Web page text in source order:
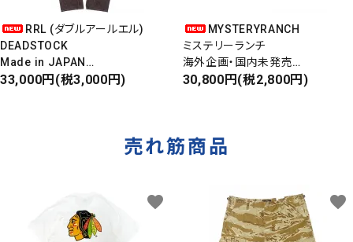
RRL (ダブルアールエル)
DEADSTOCK
Made in JAPAN
DAMAGE DENIM PANTS
33,000円(税3,000円)
MYSTERYRANCH
ミステリーランチ
海外企画・国内未発売
WAIST BAG
30,800円(税2,800円)
売れ筋商品
favorite favorite